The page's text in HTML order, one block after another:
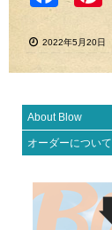
2022年5月20日
About Blow
オーダーについて